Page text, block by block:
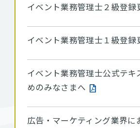
イベント業務管理士２級登録
イベント業務管理士１級登録
イベント業務管理士公式テキ
めのみなさまへ
広告・マーケティング業界に